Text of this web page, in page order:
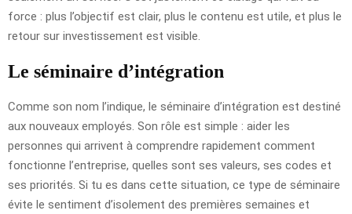
force : plus l’objectif est clair, plus le contenu est utile, et plus le
retour sur investissement est visible.
Le séminaire d’intégration
Comme son nom l’indique, le séminaire d’intégration est destiné
aux nouveaux employés. Son rôle est simple : aider les
personnes qui arrivent à comprendre rapidement comment
fonctionne l’entreprise, quelles sont ses valeurs, ses codes et
ses priorités. Si tu es dans cette situation, ce type de séminaire
évite le sentiment d’isolement des premières semaines et